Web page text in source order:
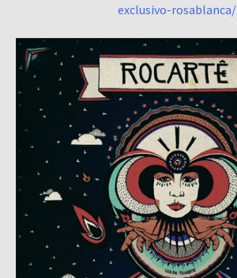
exclusivo-rosablanca/